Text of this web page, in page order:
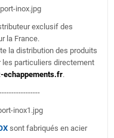
exclusif des
la France.
la distribution des produits
les particuliers directement
echappements.fr.
sont fabriqués en acier